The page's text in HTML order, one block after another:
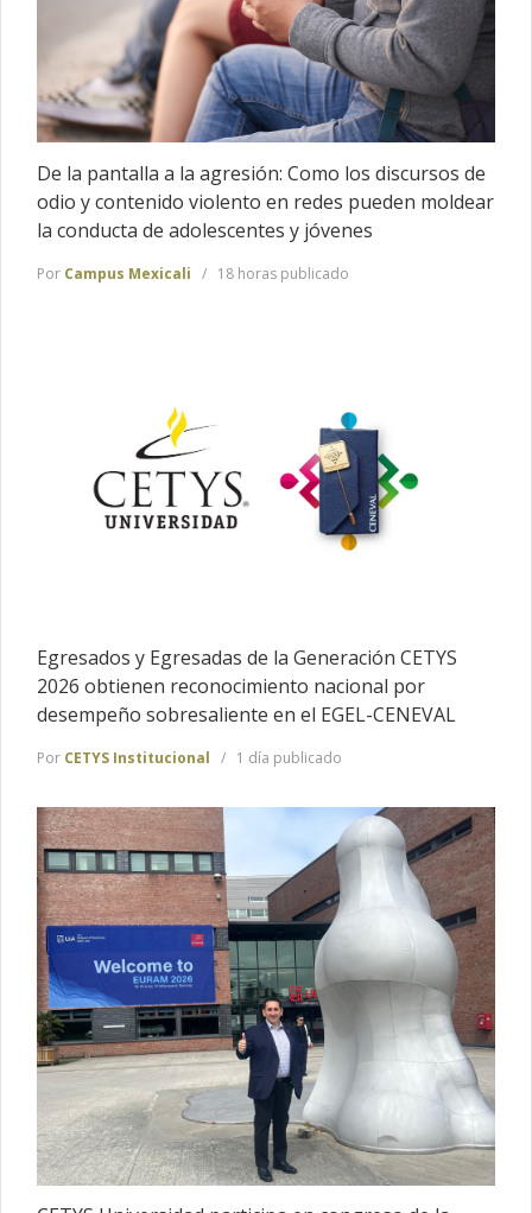
De la pantalla a la agresión: Como los discursos de
odio y contenido violento en redes pueden moldear
la conducta de adolescentes y jóvenes
Por Campus Mexicali 18 horas publicado
Egresados y Egresadas de la Generación CETYS
2026 obtienen reconocimiento nacional por
desempeño sobresaliente en el EGEL-CENEVAL
Por CETYS Institucional 1 día publicado